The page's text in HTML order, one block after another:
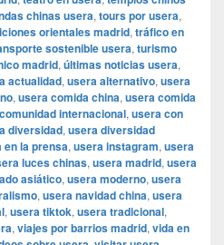
chinas usera, tours por usera,
orientales madrid, tráfico en
sostenible usera, turismo
madrid, últimas noticias usera,
actualidad, usera alternativo, usera
, usera comida china, usera comida
internacional, usera con
diversidad, usera diversidad
en la prensa, usera instagram, usera
luces chinas, usera madrid, usera
asiático, usera moderno, usera
, usera navidad china, usera
, usera tiktok, usera tradicional,
, viajes por barrios madrid, vida en